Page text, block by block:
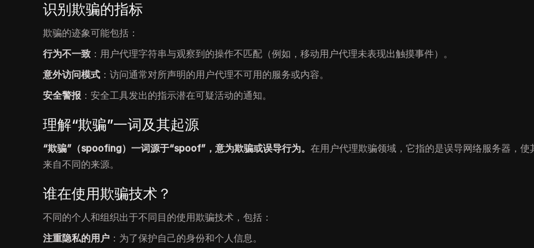
识别欺骗的指标
欺骗的迹象可能包括：
行为不一致 ：用户代理字符串与观察到的操作不匹配（例如，移动用户代理未表现出触摸事件）。
意外访问模式 ：访问通常对所声明的用户代理不可用的服务或内容。
安全警报 ：安全工具发出的指示潜在可疑活动的通知。
理解“欺骗”一词及其起源
“欺骗”（spoofing）一词源于“spoof”，意为欺骗或误导行为。 在用户代理欺骗领域，它指的是误导网络服务器，使
来自不同的来源。
谁在使用欺骗技术？
不同的个人和组织出于不同目的使用欺骗技术，包括：
注重隐私的用户 ：为了保护自己的身份和个人信息。